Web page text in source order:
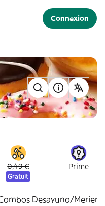
Connexion
0,49 €
Gratuit
Prime
Desayuno/